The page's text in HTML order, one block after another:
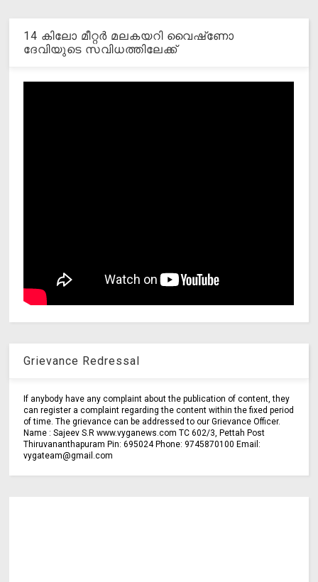
14 കിലോ മീറ്റര്‍ മലകയറി വൈഷ്‌ണോ
ദേവിയുടെ സവിധത്തിലേക്ക്
Grievance Redressal
If anybody have any complaint about the publication of content, they
can register a complaint regarding the content within the fixed period
of time. The grievance can be addressed to our Grievance Officer.
Name : Sajeev S.R www.vyganews.com TC 602/3, Pettah Post
Thiruvananthapuram Pin: 695024 Phone: 9745870100 Email:
vygateam@gmail.com